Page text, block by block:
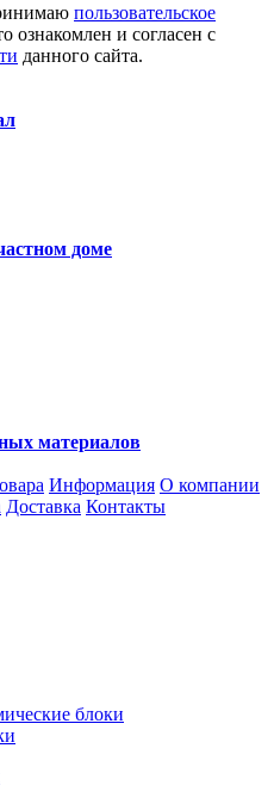
пользовательское
ознакомлен и согласен с
данного сайта.
доме
материалов
Информация О компании
Доставка Контакты
блоки